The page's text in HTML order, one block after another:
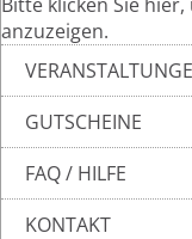
anzuzeigen.
GUTSCHEINE
FAQ / HILFE
KONTAKT